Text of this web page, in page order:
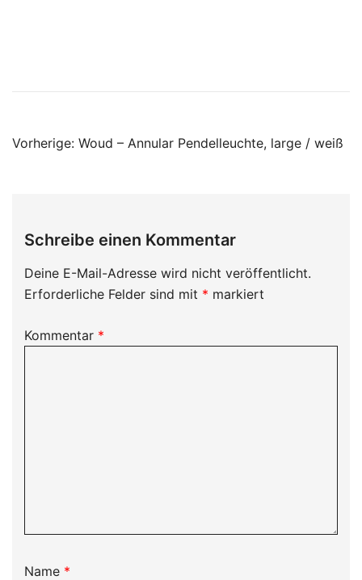
Beitragsnavigation
Vorherige: Woud – Annular Pendelleuchte, large / weiß
Schreibe einen Kommentar
Deine E-Mail-Adresse wird nicht veröffentlicht.
Erforderliche Felder sind mit * markiert
Kommentar *
Name *